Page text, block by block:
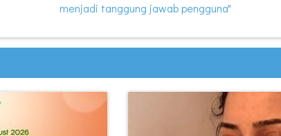
menjadi tanggung jawab pengguna"